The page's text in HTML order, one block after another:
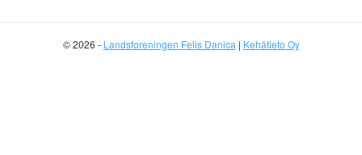
© 2026 - Landsforeningen Felis Danica | Kehätieto Oy